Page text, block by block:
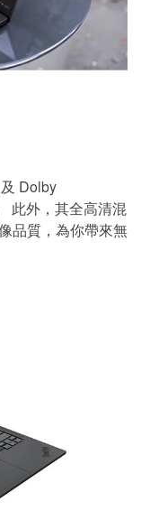
Dolby
此外，其全高清混
品質，為你帶來無